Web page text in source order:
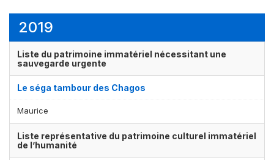
2019
Liste du patrimoine immatériel nécessitant une
sauvegarde urgente
Le séga tambour des Chagos
Maurice
Liste représentative du patrimoine culturel immatériel
de l’humanité